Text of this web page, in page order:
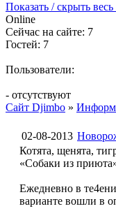
Показать / скрыть весь
Online
Сейчас на сайте: 7
Гостей: 7
Пользователи:
- отсутствуют
Сайт Djimbo »
02-08-2013
Котята, щенята,
«Собаки из
Ежедневно в
варианте вошли в